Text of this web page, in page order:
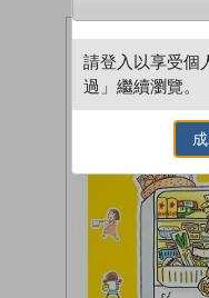
請登入以享受個
過」繼續瀏覽。